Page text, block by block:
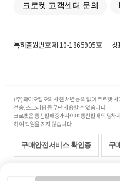
크로켓 고객센터 문의
특허출원번호제 10-1865905호 상
(주)와이오엘오의 사전 서면 동의 없이 크로켓
전송, 스크래핑 등 무단 사용할 수 없습니다.
크로켓은 통신판매중개자이며 통신판매의 당사
하여 책임을 지지 않습니다.
구매안전서비스 확인증 구